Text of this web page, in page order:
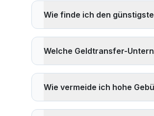
für Ihre spezifische
Wie finde ich den
Sie immer die Gesamtkosten
Welche Geldtransfer-
Anbieter sind lizenziert und sicher.
Wie vermeide ich hohe